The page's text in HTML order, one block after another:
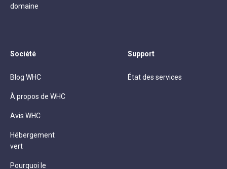
domaine
Société
Blog WHC
À propos de WHC
Avis WHC
Hébergement
vert
Pourquoi le
Support
État des services